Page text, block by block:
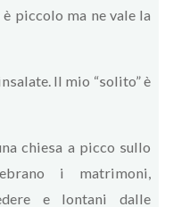
piccolo ma ne vale la
Il mio “solito” è
chiesa a picco sullo
i matrimoni,
e lontani dalle